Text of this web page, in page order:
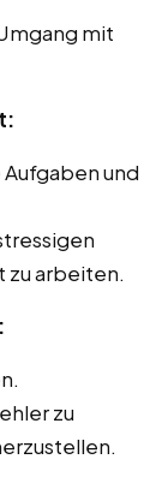
mit
und
zu arbeiten.
zu